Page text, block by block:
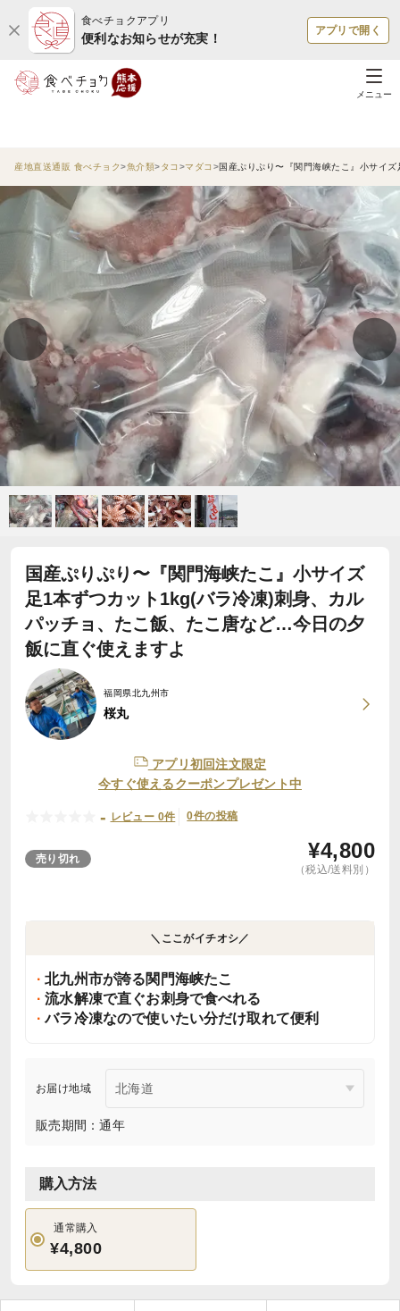
食べチョクアプリ
便利なお知らせが充実！
アプリで開く
メニュー
産地直送通販 食べチョク 魚介類 タコ マダコ 国産ぷりぷり〜『関門海峡たこ』小サイ
国産ぷりぷり〜『関門海峡たこ』小サイズ
足1本ずつカット1kg(バラ冷凍)刺身、カル
パッチョ、たこ飯、たこ唐など…今日の夕
飯に直ぐ使えますよ
福岡県北九州市
桜丸
アプリ初回注文限定
今すぐ使えるクーポンプレゼント中
- レビュー 0件 0件の投稿
売り切れ ¥4,800
（税込/送料別）
＼ここがイチオシ／
北九州市が誇る関門海峡たこ
流水解凍で直ぐお刺身で食べれる
バラ冷凍なので使いたい分だけ取れて便利
お届け地域
販売期間：通年
購入方法
通常購入
¥4,800